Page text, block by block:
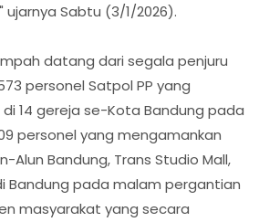
Sabtu (3/1/2026).
datang dari segala penjuru
personel Satpol PP yang
14 gereja se-Kota Bandung pada
personel yang mengamankan
Alun Bandung, Trans Studio Mall,
Bandung pada malam pergantian
masyarakat yang secara